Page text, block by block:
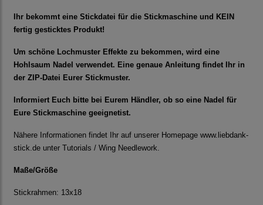
Ihr bekommt eine Stickdatei für die Stickmaschine und KEIN
fertig gesticktes Produkt!
Um schöne Lochmuster Effekte zu bekommen, wird eine
Hohlsaum Nadel verwendet. Eine genaue Anleitung findet Ihr in
der ZIP-Datei Eurer Stickmuster.
Informiert Euch bitte bei Eurem Händler, ob so eine Nadel für
Eure Stickmaschine geeignetist.
Nähere Informationen findet Ihr auf unserer Homepage www.liebdank-
stick.de unter Tutorials / Wing Needlework.
Maße/Größe
Stickrahmen: 13x18